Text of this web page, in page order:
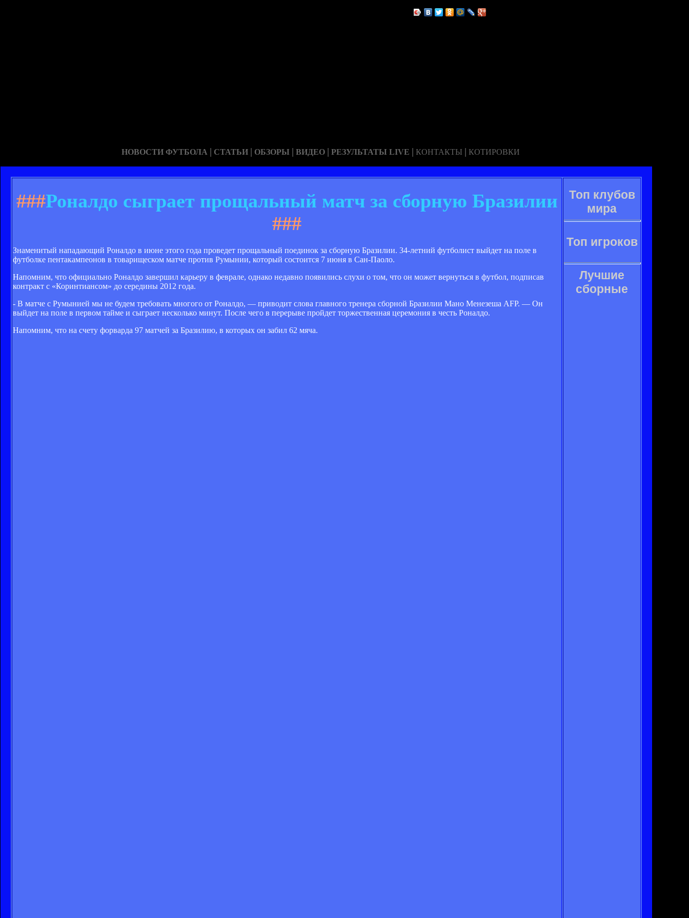
НОВОСТИ ФУТБОЛА | СТАТЬИ | ОБЗОРЫ | ВИДЕО | РЕЗУЛЬТАТЫ LIVE | КОНТАКТЫ | КОТИРОВКИ
###Роналдо сыграет прощальный матч за сборную Бразилии
###
Знаменитый нападающий Роналдо в июне этого года проведет прощальный поединок за сборную Бразилии. 34-летний футболист выйдет на поле в
футболке пентакампеонов в товарищеском матче против Румынии, который состоится 7 июня в Сан-Паоло.
Напомним, что официально Роналдо завершил карьеру в феврале, однако недавно появились слухи о том, что он может вернуться в футбол, подписав
контракт с «Коринтиансом» до середины 2012 года.
- В матче с Румынией мы не будем требовать многого от Роналдо, — приводит слова главного тренера сборной Бразилии Мано Менезеша AFP. — Он
выйдет на поле в первом тайме и сыграет несколько минут. После чего в перерыве пройдет торжественная церемония в честь Роналдо.
Напомним, что на счету форварда 97 матчей за Бразилию, в которых он забил 62 мяча.
Топ клубов
мира
Топ игроков
Лучшие
сборные